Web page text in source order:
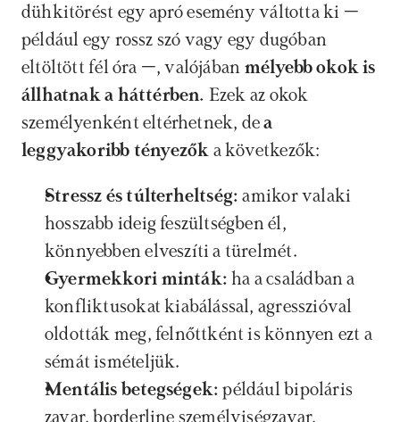
dühkitörést egy apró esemény váltotta ki –
például egy rossz szó vagy egy dugóban
eltöltött fél óra –, valójában mélyebb okok is
állhatnak a háttérben. Ezek az okok
személyenként eltérhetnek, de a
leggyakoribb tényezők a következők:
Stressz és túlterheltség: amikor valaki
hosszabb ideig feszültségben él,
könnyebben elveszíti a türelmét.
Gyermekkori minták: ha a családban a
konfliktusokat kiabálással, agresszióval
oldották meg, felnőttként is könnyen ezt a
sémát ismételjük.
Mentális betegségek: például bipoláris
zavar, borderline személyiségzavar,